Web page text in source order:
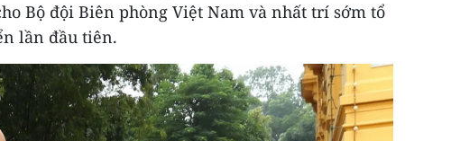
Bộ đội Biên phòng Việt Nam và nhất trí sớm tổ
lần đầu tiên.